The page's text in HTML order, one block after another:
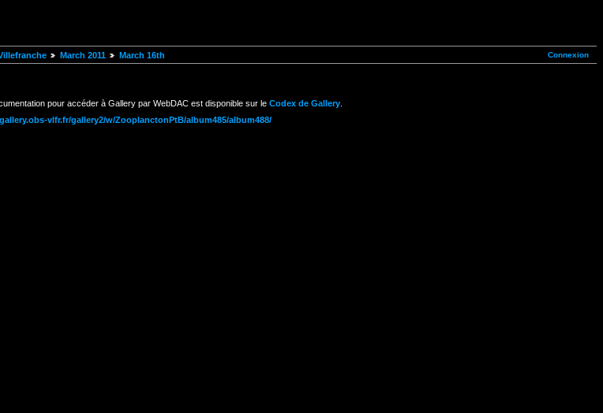
Connexion
March 2011 March 16th
pour accéder à Gallery par WebDAC est disponible sur le Codex de Gallery
vlfr.fr/gallery2/w/ZooplanctonPtB/album485/album488/